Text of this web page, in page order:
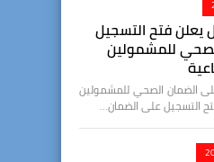
يعلن فتح التسجيل
للمشمولين
الضمان الصحي للمشمولين
فتح التسجيل على الضمان…